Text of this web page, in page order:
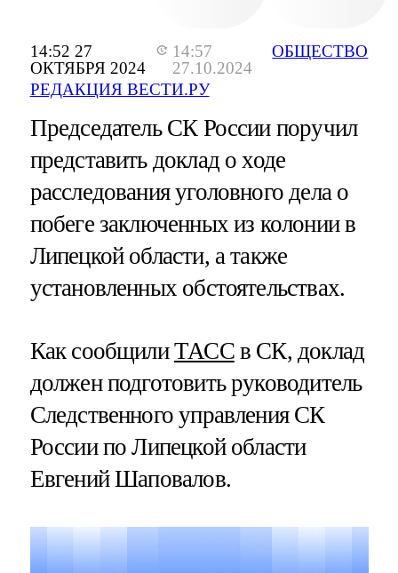
14:52 27
ОКТЯБРЯ 2024
14:57
27.10.2024
РЕДАКЦИЯ ВЕСТИ.РУ
ОБЩЕСТВО
Председатель СК России поручил
представить доклад о ходе
расследования уголовного дела о
побеге заключенных из колонии в
Липецкой области, а также
установленных обстоятельствах.
Как сообщилиТАССв СК, доклад
должен подготовить руководитель
Следственного управления СК
России по Липецкой области
Евгений Шаповалов.